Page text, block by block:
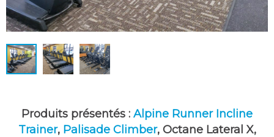
Produits présentés : Alpine Runner Incline
Trainer, Palisade Climber, Octane Lateral X,